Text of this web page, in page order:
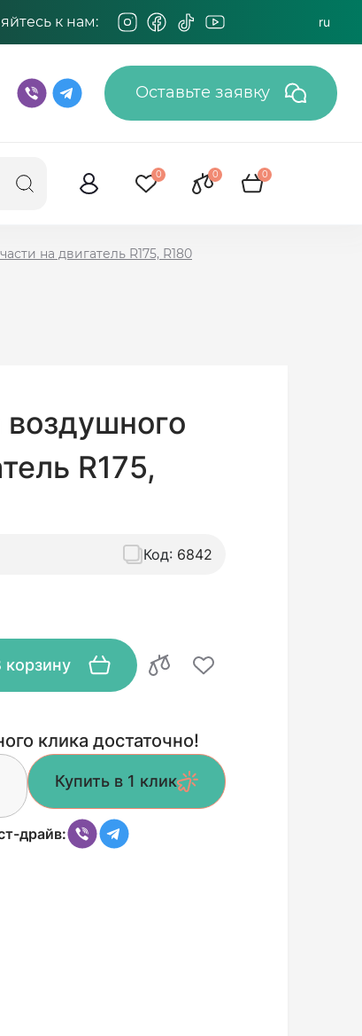
к нам: ru
Оставьте заявку
0 0 0
на двигатель R175, R180
R175,
Код: 6842
корзину
клика достаточно!
Купить в 1 клик
драйв: